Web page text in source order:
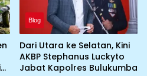
Blog
Dari Utara ke Selatan, Kini
AKBP Stephanus Luckyto
Jabat Kapolres Bulukumba